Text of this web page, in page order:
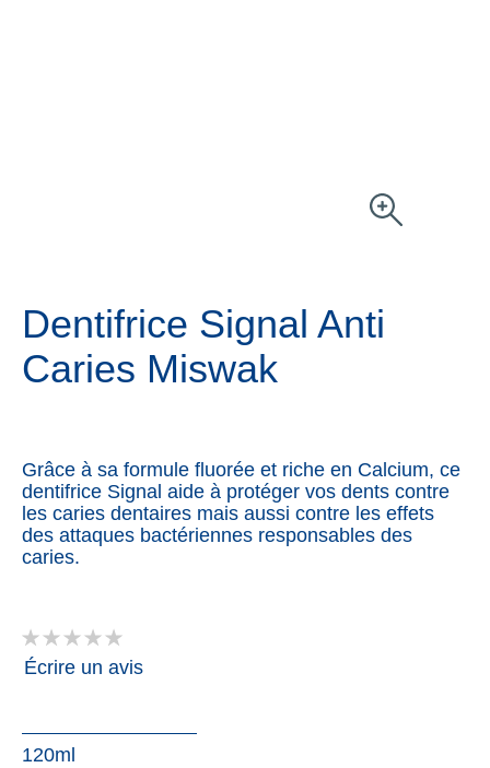
Dentifrice Signal Anti
Caries Miswak
Grâce à sa formule fluorée et riche en Calcium, ce
dentifrice Signal aide à protéger vos dents contre
les caries dentaires mais aussi contre les effets
des attaques bactériennes responsables des
caries.
Aucune
soumise
Écrire un avis
120ml